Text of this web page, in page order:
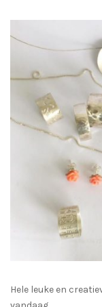
Hele leuke en